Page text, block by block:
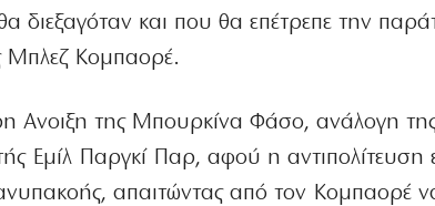
διεξαγόταν και που θα επέτρεπε την
Μπλεζ Κομπαορέ.
Ανοιξη της Μπουρκίνα Φάσο, ανάλογη
Εμίλ Παργκί Παρ, αφού η αντιπολίτευση
ανυπακοής, απαιτώντας από τον Κομπαορέ